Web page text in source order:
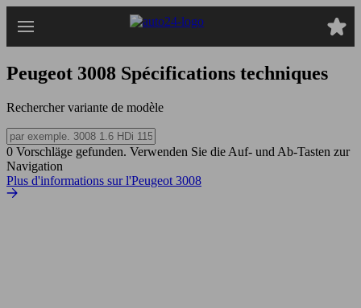
au
Peugeot 3008 Spécifications techniques
Rechercher variante de modèle
0 Vorschläge gefunden. Verwenden Sie die Auf- und Ab-Tasten zur
Navigation
Plus d'informations sur l'Peugeot 3008